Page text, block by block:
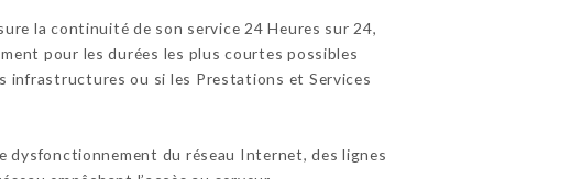
la continuité de son service 24 Heures sur 24,
pour les durées les plus courtes possibles
infrastructures ou si les Prestations et Services
dysfonctionnement du réseau Internet, des lignes